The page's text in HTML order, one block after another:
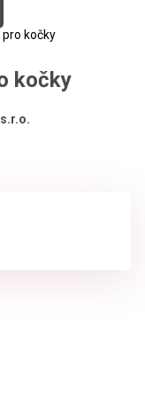
pro kočky
kočky